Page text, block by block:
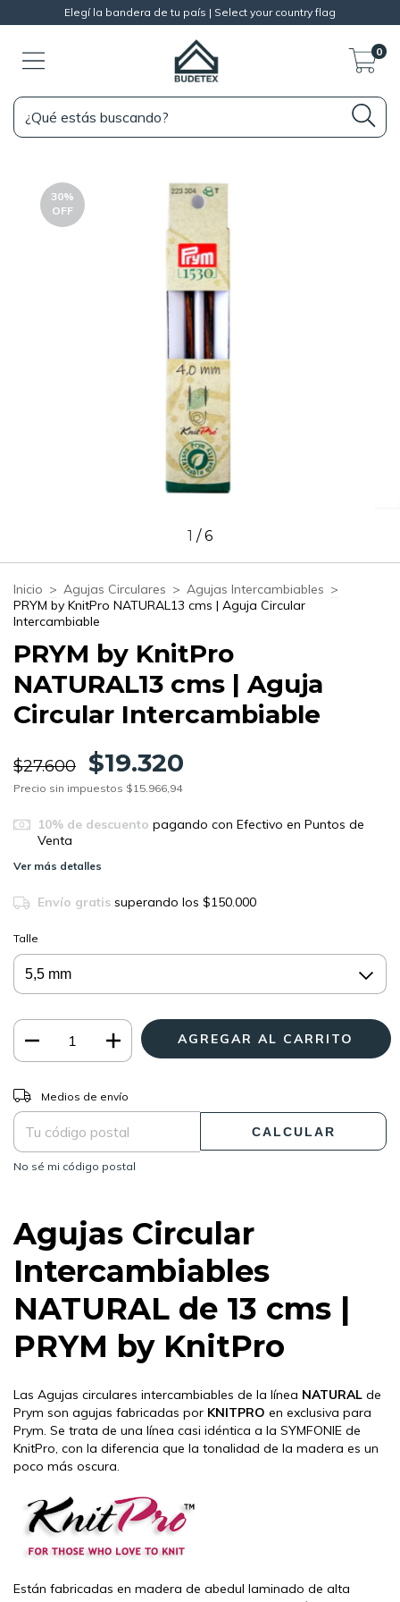
Elegí la bandera de tu país | Select your country flag
0
30%
OFF
1 /6
Inicio > Agujas Circulares > Agujas Intercambiables >
PRYM by KnitPro NATURAL13 cms | Aguja Circular
Intercambiable
PRYM by KnitPro
NATURAL13 cms | Aguja
Circular Intercambiable
$27.600 $19.320
Precio sin impuestos $15.966,94
10% de descuento pagando con Efectivo en Puntos de
Venta
Ver más detalles
Envío gratis superando los $150.000
Talle
Entregas para el CP:
Medios de envío
CALCULAR
No sé mi código postal
Agujas Circular
Intercambiables
NATURAL de 13 cms |
PRYM by KnitPro
Las Agujas circulares intercambiables de la línea NATURAL de
Prym son agujas fabricadas por KNITPRO en exclusiva para
Prym. Se trata de una línea casi idéntica a la SYMFONIE de
KnitPro, con la diferencia que la tonalidad de la madera es un
poco más oscura.
Están fabricadas en madera de abedul laminado de alta